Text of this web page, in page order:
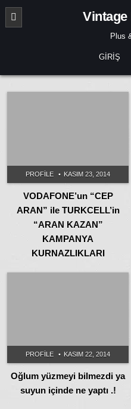
Skip
content
Plus
GIRIŞ
PROFILE KASIM 23, 2014
VODAFONE’un “CEP
ARAN” ile TURKCELL’in
“ARAN KAZAN”
KAMPANYA
KURNAZLIKLARI
PROFILE KASIM 22, 2014
Oğlum yüzmeyi bilmezdi ya
suyun içinde ne yaptı .!